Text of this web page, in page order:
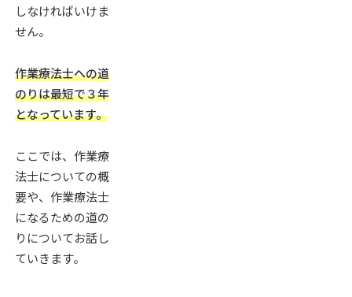
しなければいけま
せん。
作業療法士への道
のりは最短で３年
となっています。
ここでは、作業療
法士についての概
要や、作業療法士
になるための道の
りについてお話し
ていきます。